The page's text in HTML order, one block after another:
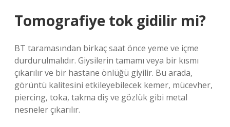
Tomografiye tok gidilir mi?
BT taramasından birkaç saat önce yeme ve içme
durdurulmalıdır. Giysilerin tamamı veya bir kısmı
çıkarılır ve bir hastane önlüğü giyilir. Bu arada,
görüntü kalitesini etkileyebilecek kemer, mücevher,
piercing, toka, takma diş ve gözlük gibi metal
nesneler çıkarılır.